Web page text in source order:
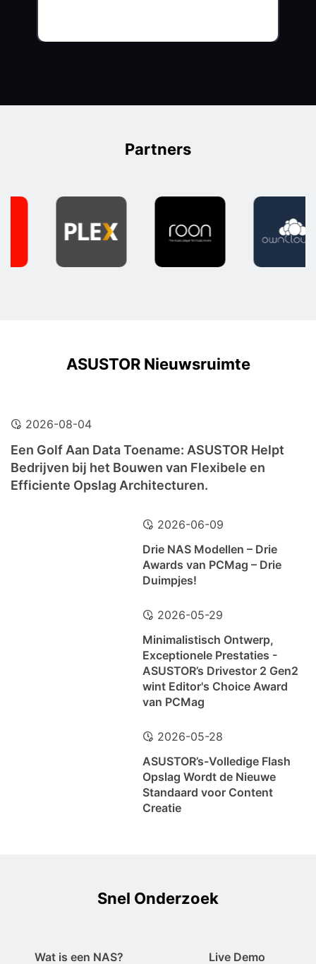
Partners
ASUSTOR Nieuwsruimte
2026-08-04
Een Golf Aan Data Toename: ASUSTOR Helpt
Bedrijven bij het Bouwen van Flexibele en
Efficiente Opslag Architecturen.
2026-06-09
Drie NAS Modellen – Drie
Awards van PCMag – Drie
Duimpjes!
2026-05-29
Minimalistisch Ontwerp,
Exceptionele Prestaties -
ASUSTOR’s Drivestor 2 Gen2
wint Editor's Choice Award
van PCMag
2026-05-28
ASUSTOR’s-Volledige Flash
Opslag Wordt de Nieuwe
Standaard voor Content
Creatie
Snel Onderzoek
Wat is een NAS?
Live Demo